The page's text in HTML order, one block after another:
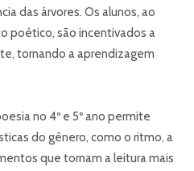
das árvores. Os alunos, ao
poético, são incentivados a
tornando a aprendizagem
no 4º e 5º ano permite
do gênero, como o ritmo, a
que tornam a leitura mais